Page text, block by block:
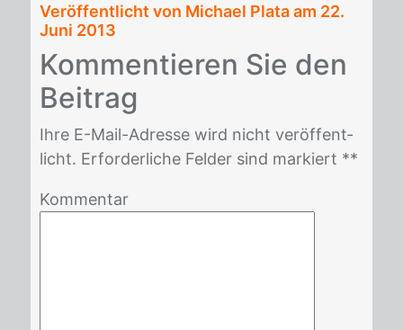
Veröffentlicht von Michael Plata am 22.
Juni 2013
Kom­men­tie­ren Sie den
Bei­trag
Ihre E-Mail-Adres­se wird nicht ver­öf­fent­
licht. Er­for­der­li­che Fel­der sind mar­kiert **
Kommentar